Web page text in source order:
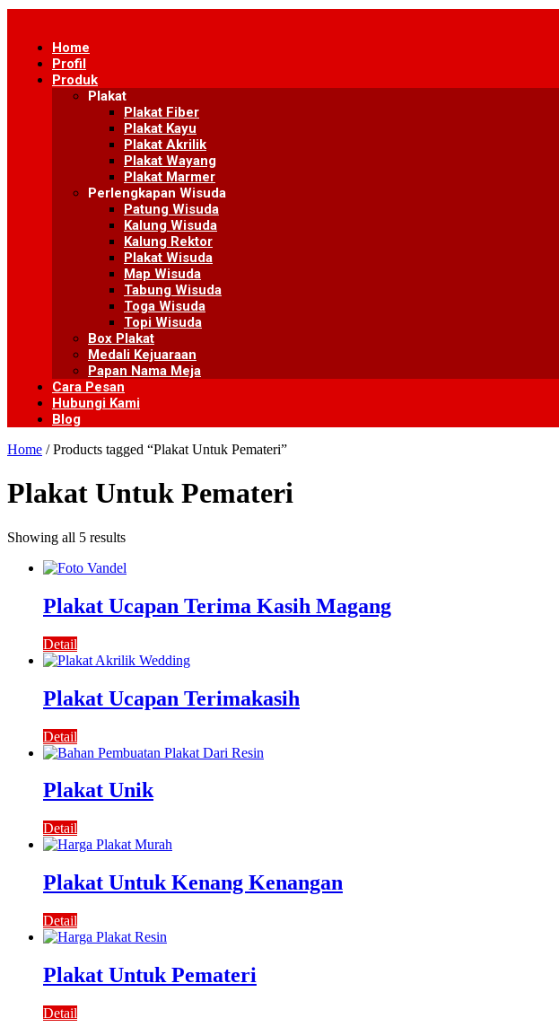
content
Home
Profil
Produk
Plakat
Plakat Fiber
Plakat Kayu
Plakat Akrilik
Plakat Wayang
Plakat Marmer
Perlengkapan Wisuda
Patung Wisuda
Kalung Wisuda
Kalung Rektor
Plakat Wisuda
Map Wisuda
Tabung Wisuda
Toga Wisuda
Topi Wisuda
Box Plakat
Medali Kejuaraan
Papan Nama Meja
Cara Pesan
Hubungi Kami
Blog
Home / Products tagged “Plakat Untuk Pemateri”
Plakat Untuk Pemateri
Showing all 5 results
Plakat Ucapan Terima Kasih Magang
Detail
Plakat Ucapan Terimakasih
Detail
Plakat Unik
Detail
Plakat Untuk Kenang Kenangan
Detail
Plakat Untuk Pemateri
Detail